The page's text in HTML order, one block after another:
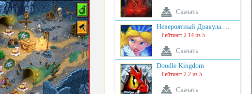
Скачать
Невероятный Дракула.…
Рейтинг: 2.14 из 5
Скачать
Doodle Kingdom
Рейтинг: 2.2 из 5
Скачать